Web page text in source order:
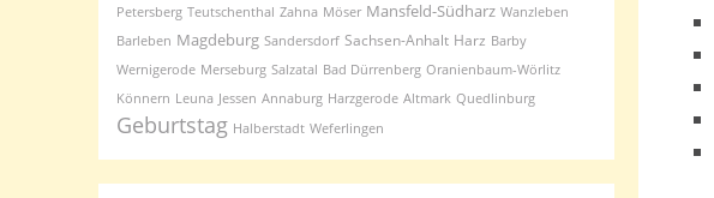
Petersberg Teutschenthal Zahna Möser Mansfeld-Südharz Wanzleben
Barleben Magdeburg Sandersdorf Sachsen-Anhalt Harz Barby
Wernigerode Merseburg Salzatal Bad Dürrenberg Oranienbaum-Wörlitz
Könnern Leuna Jessen Annaburg Harzgerode Altmark Quedlinburg
Geburtstag Halberstadt Weferlingen